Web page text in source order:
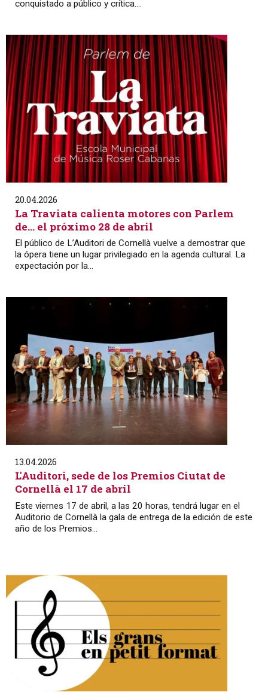
conquistado a público y crítica....
20.04.2026
La Traviata calienta motores con Parlem
de… el próximo 28 de abril
El público de L’Auditori de Cornellà vuelve a demostrar que
la ópera tiene un lugar privilegiado en la agenda cultural. La
expectación por la...
13.04.2026
L'Auditori, sede de los Premios Ciutat de
Cornellà el 17 de abril
Este viernes 17 de abril, a las 20 horas, tendrá lugar en el
Auditorio de Cornellà la gala de entrega de la edición de este
año de los Premios...